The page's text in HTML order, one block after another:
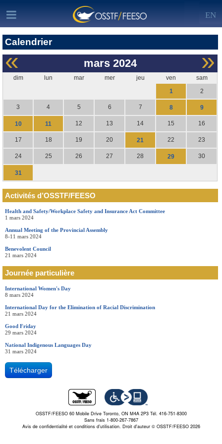
EN
Calendrier
« »
mars 2024
dim lun mar mer jeu ven
sam
1
2
3 4 5 6 7 8 9
10 11 12 13 14 15 16
17 18 19 20 21 22 23
24 25 26 27 28 29 30
31
Activités d’OSSTF/FEESO
Health and Safety/Workplace Safety and Insurance Act Committee
1 mars 2024
Annual Meeting of the Provincial Assembly
8-11 mars 2024
Benevolent Council
21 mars 2024
Journée particulière
International Women's Day
8 mars 2024
International Day for the Elimination of Racial Discrimination
21 mars 2024
Good Friday
29 mars 2024
National Indigenous Languages Day
31 mars 2024
Télécharger
OSSTF/FEESO 60 Mobile Drive Toronto, ON M4A 2P3 Tél. 416-751-8300
Sans frais 1-800-267-7867
Avis de confidentialité et conditions d’utilisation. Droit d'auteur © OSSTF/FEESO 2026